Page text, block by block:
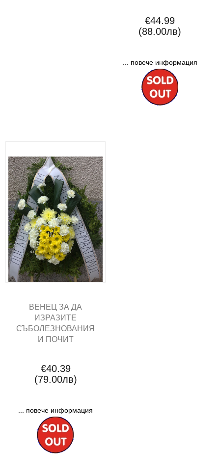
€44.99
(88.00лв)
... повече информация
ВЕНЕЦ ЗА ДА
ИЗРАЗИТЕ
СЪБОЛЕЗНОВАНИЯ
И ПОЧИТ
€40.39
(79.00лв)
... повече информация